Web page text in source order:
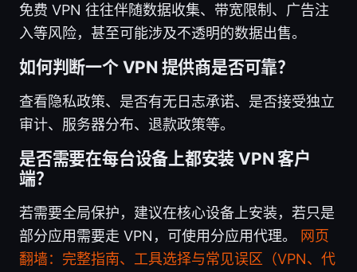
免费 VPN 往往伴随数据收集、带宽限制、广告注
入等风险，甚至可能涉及不透明的数据出售。
如何判断一个 VPN 提供商是否可靠？
查看隐私政策、是否有无日志承诺、是否接受独立
审计、服务器分布、退款政策等。
是否需要在每台设备上都安装 VPN 客户
端？
若需要全局保护，建议在核心设备上安装，若只是
部分应用需要走 VPN，可使用分应用代理。 网页
翻墙：完整指南、工具选择与常见误区（VPN、代